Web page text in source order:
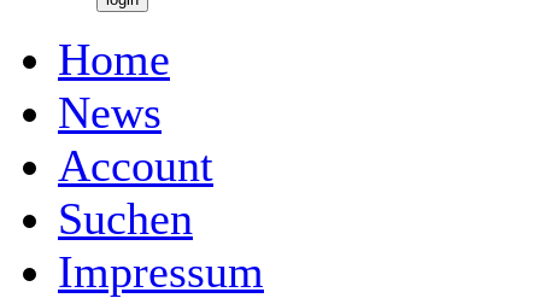
Home
News
Account
Suchen
Impressum